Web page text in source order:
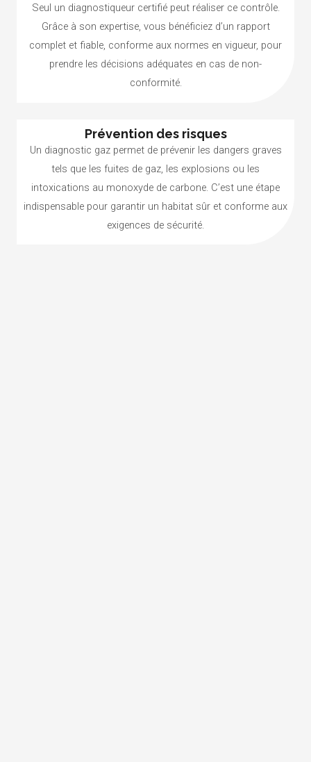
Seul un diagnostiqueur certifié peut réaliser ce contrôle.
Grâce à son expertise, vous bénéficiez d’un rapport
complet et fiable, conforme aux normes en vigueur, pour
prendre les décisions adéquates en cas de non-
conformité.
Prévention des risques
Un diagnostic gaz permet de prévenir les dangers graves
tels que les fuites de gaz, les explosions ou les
intoxications au monoxyde de carbone. C’est une étape
indispensable pour garantir un habitat sûr et conforme aux
exigences de sécurité.